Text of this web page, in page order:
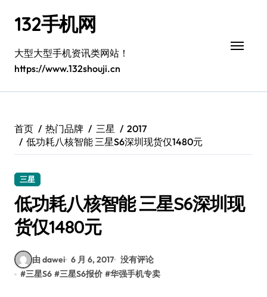
132手机网
大型大型手机资讯类网站！
https://www.132shouji.cn
首页 热门品牌 三星
2017
低功耗八核智能 三星S6深圳现货仅1480元
三星
低功耗八核智能 三星S6深圳现
货仅1480元
由 dawei 6 月 6, 2017 没有评论
#三星S6 #三星S6报价 #华强手机专卖